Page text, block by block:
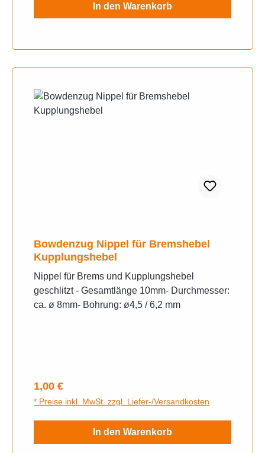
In den Warenkorb
Bowdenzug Nippel für Bremshebel
Kupplungshebel
Nippel für Brems und Kupplungshebel
geschlitzt - Gesamtlänge 10mm- Durchmesser:
ca. ø 8mm- Bohrung: ø4,5 / 6,2 mm
Regulärer Preis:
1,00 €
* Preise inkl. MwSt. zzgl. Liefer-/Versandkosten
In den Warenkorb